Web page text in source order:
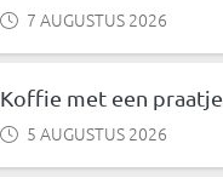
7 AUGUSTUS 2026
Koffie met een praatje
5 AUGUSTUS 2026